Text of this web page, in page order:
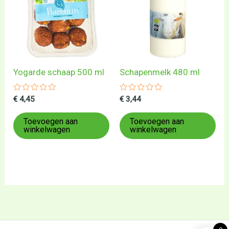
Yogarde schaap 500 ml
Gewaardeerd
uit
5
€ 4,45
Toevoegen aan
winkelwagen
Schapenmelk 480 ml
Gewaardeerd
uit
5
€ 3,44
Toevoegen aan
winkelwagen